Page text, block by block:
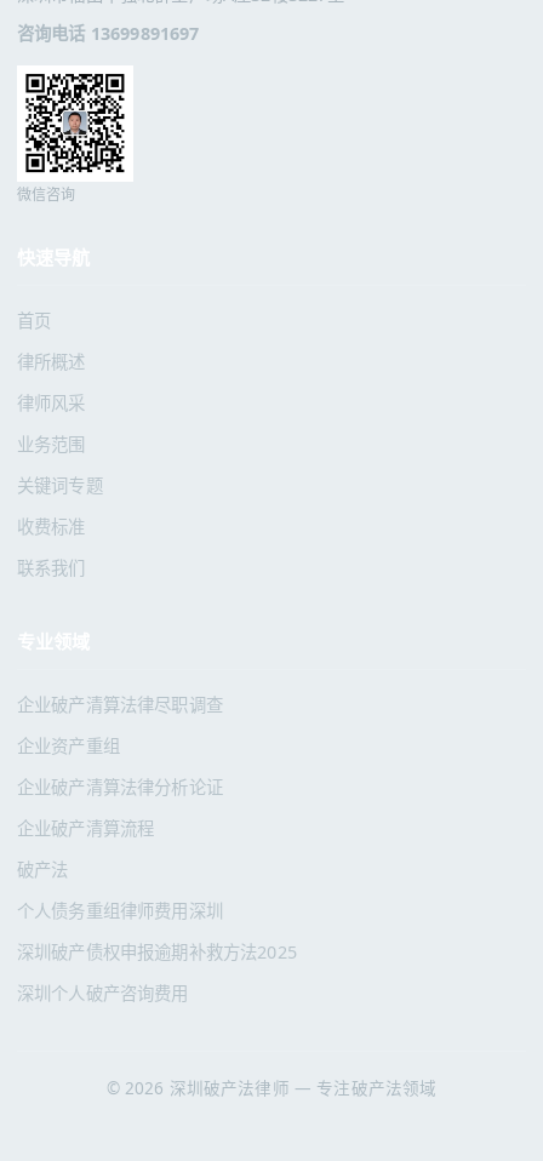
咨询电话 13699891697
微信咨询
首页
律所概述
律师风采
业务范围
关键词专题
收费标准
联系我们
企业破产清算法律尽职调查
企业资产重组
企业破产清算法律分析论证
企业破产清算流程
破产法
个人债务重组律师费用深圳
深圳破产债权申报逾期补救方法2025
深圳个人破产咨询费用
© 2026 深圳破产法律师 — 专注破产法领域